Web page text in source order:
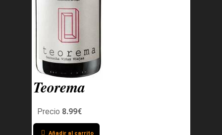
Teorema
Precio 8.99€
Añadir al carrito